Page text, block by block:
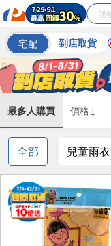
宅配 到店取貨
最多人購買 價格↓
全部 兒童雨衣